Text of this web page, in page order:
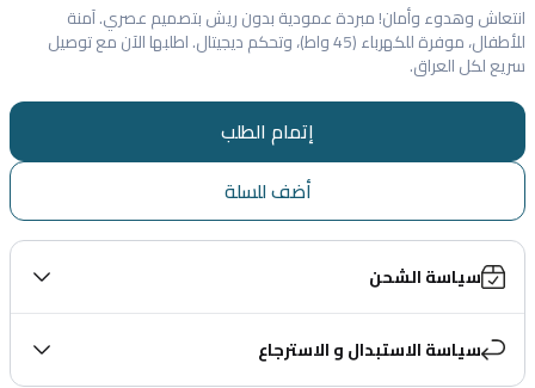
انتعاش وهدوء وأمان! مبردة عمودية بدون ريش بتصميم عصري. آمنة
للأطفال، موفرة للكهرباء (45 واط)، وتحكم ديجيتال. اطلبها الآن مع توصيل
سريع لكل العراق.
إتمام الطلب
أضف للسلة
سياسة الشحن
سياسة الاستبدال و الاسترجاع